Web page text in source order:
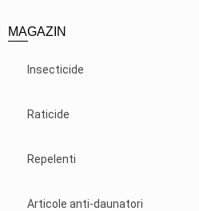
MAGAZIN
Insecticide
Raticide
Repelenti
Articole anti-daunatori